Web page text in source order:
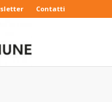
Contatti